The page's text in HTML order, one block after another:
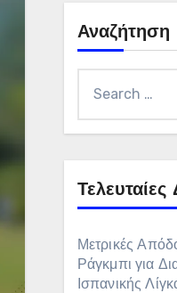
Αναζήτηση
for:
Τελευταίες
Μετρικές
Ράγκμπι για
Ισπανικής